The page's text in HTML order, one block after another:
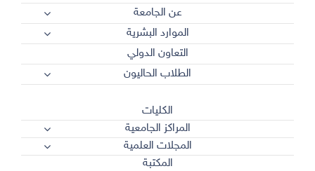
عن الجامعة
الموارد البشرية
التعاون الدولي
الطلاب الحاليون
الكليات
المراكز الجامعية
المجلات العلمية
المكتبة